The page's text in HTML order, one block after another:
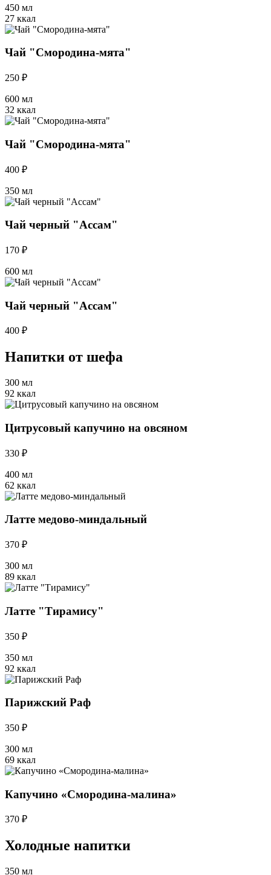
450 мл
27 ккал
Чай "Смородина-мята"
250 ₽
600 мл
32 ккал
Чай "Смородина-мята"
400 ₽
350 мл
Чай черный "Ассам"
170 ₽
600 мл
Чай черный "Ассам"
400 ₽
Напитки от шефа
300 мл
92 ккал
Цитрусовый капучино на овсяном
330 ₽
400 мл
62 ккал
Латте медово-миндальный
370 ₽
300 мл
89 ккал
Латте "Тирамису"
350 ₽
350 мл
92 ккал
Парижский Раф
350 ₽
300 мл
69 ккал
Капучино «Смородина-малина»
370 ₽
Холодные напитки
350 мл